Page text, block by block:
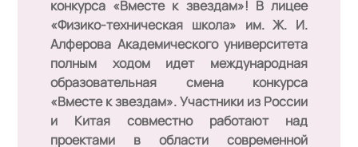
конкурса «Вместе к звездам»! В лицее
«Физико-техническая школа» им. Ж. И.
Алферова Академического университета
полным ходом идет международная
образовательная смена конкурса
«Вместе к звездам». Участники из России
и Китая совместно работают над
проектами в области современной